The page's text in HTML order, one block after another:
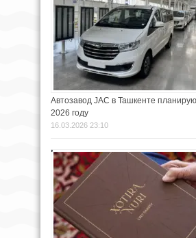
Автозавод JAC в Ташкенте
2026 году
16.03.2026 23:10